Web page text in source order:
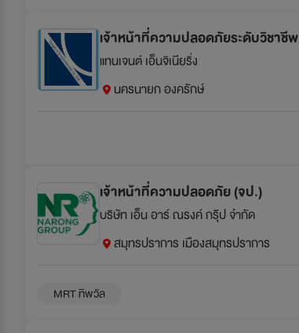
เจ้าหน้าที่ความปลอดภัยระดับวิชาชีพ
แทนเจนต์ เอ็นจิเนียริ่ง
นครนายก องครักษ์
เจ้าหน้าที่ความปลอดภัย (จป.)
บริษัท เอ็น อาร์ ณรงค์ กรุ๊ป จำกัด
สมุทรปราการ เมืองสมุทรปราการ
MRT ทิพวัล